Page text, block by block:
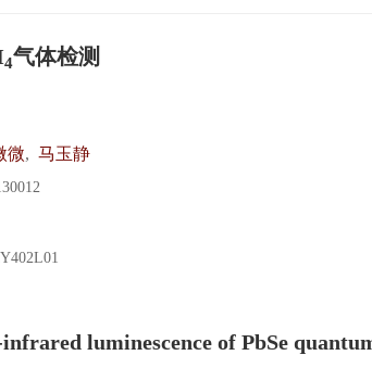
4气体检测
微, 马玉静
luminescence of PbSe